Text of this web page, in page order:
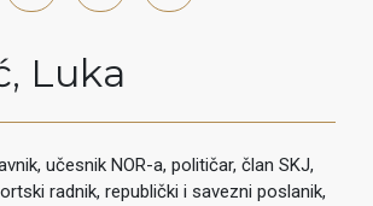
, Luka
učesnik NOR-a, političar, član SKJ,
radnik, republički i savezni poslanik,